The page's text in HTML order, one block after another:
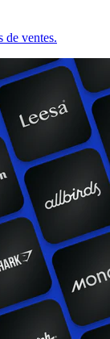
de ventes.